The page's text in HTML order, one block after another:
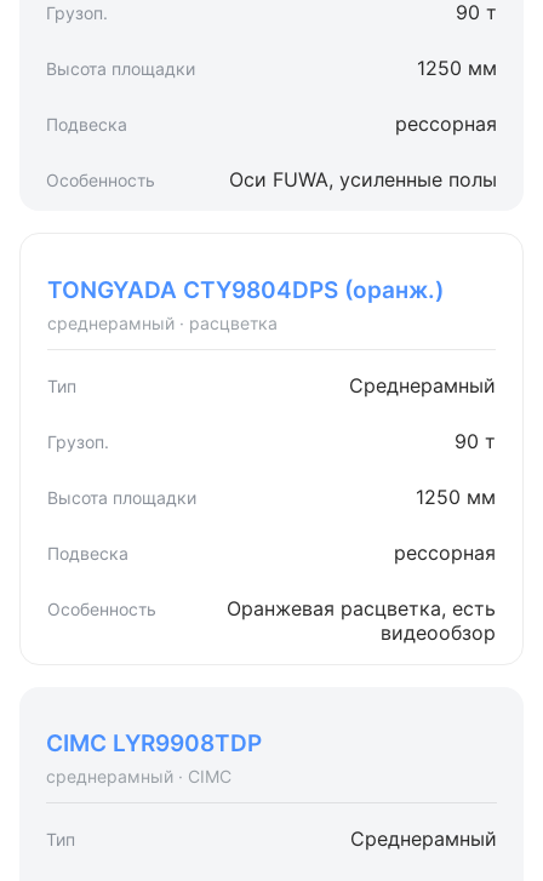
90 т
1250 мм
рессорная
Оси FUWA, усиленные полы
TONGYADA CTY9804DPS (оранж.)
среднерамный · расцветка
Среднерамный
90 т
1250 мм
рессорная
Оранжевая расцветка, есть
видеообзор
CIMC LYR9908TDP
среднерамный · CIMC
Среднерамный